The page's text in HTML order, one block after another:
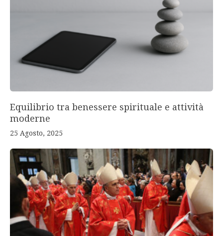
Equilibrio tra benessere spirituale e attività
moderne
25 Agosto, 2025